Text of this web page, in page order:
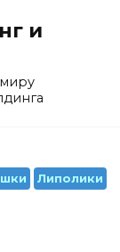
и
Липолики